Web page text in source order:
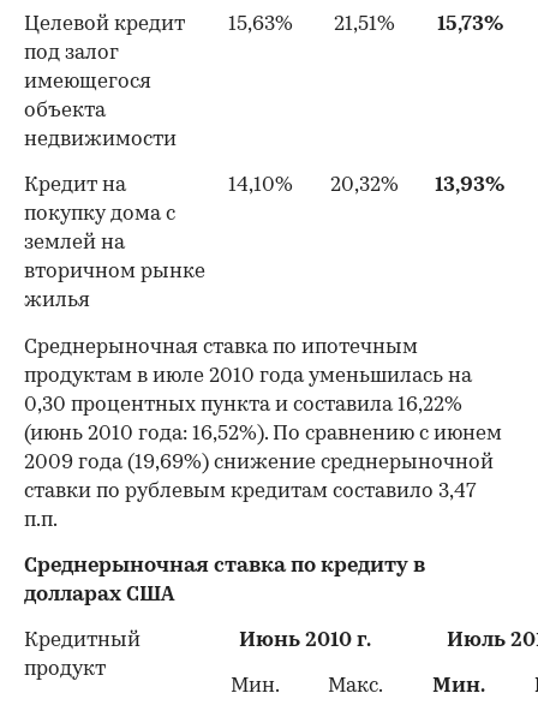
Целевой кредит
под залог
имеющегося
объекта
недвижимости
15,63% 21,51% 15,73%
Кредит на
покупку дома с
землей на
вторичном рынке
жилья
14,10% 20,32% 13,93%
Среднерыночная ставка по ипотечным
продуктам в июле 2010 года уменьшилась на
0,30 процентных пункта и составила 16,22%
(июнь 2010 года: 16,52%). По сравнению с июнем
2009 года (19,69%) снижение среднерыночной
ставки по рублевым кредитам составило 3,47
п.п.
Среднерыночная ставка по кредиту в
долларах США
Кредитный
продукт
Июнь 2010 г. Июль
Мин. Макс. Мин.